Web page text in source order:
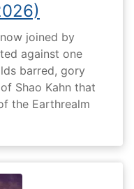
joined by
against one
barred, gory
Shao Kahn that
the Earthrealm